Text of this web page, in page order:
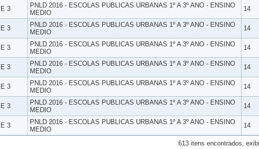
3
PNLD 2016 - ESCOLAS PUBLICAS URBANAS 1º A 3º ANO - ENSINO
MEDIO
14
3
PNLD 2016 - ESCOLAS PUBLICAS URBANAS 1º A 3º ANO - ENSINO
MEDIO
14
3
PNLD 2016 - ESCOLAS PUBLICAS URBANAS 1º A 3º ANO - ENSINO
MEDIO
14
3
PNLD 2016 - ESCOLAS PUBLICAS URBANAS 1º A 3º ANO - ENSINO
MEDIO
14
3
PNLD 2016 - ESCOLAS PUBLICAS URBANAS 1º A 3º ANO - ENSINO
MEDIO
14
3
PNLD 2016 - ESCOLAS PUBLICAS URBANAS 1º A 3º ANO - ENSINO
MEDIO
14
3
PNLD 2016 - ESCOLAS PUBLICAS URBANAS 1º A 3º ANO - ENSINO
MEDIO
14
613 itens encontrados,